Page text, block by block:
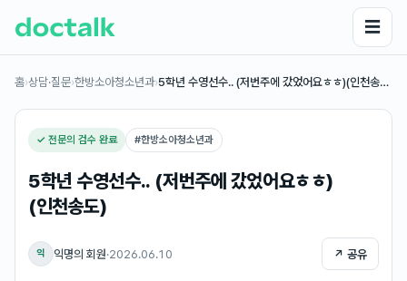
☰
홈›상담·질문›한방소아청소년과›5학년 수영선수.. (저번주에 갔었어요ㅎㅎ)(인천송…
✓ 전문의 검수 완료 #한방소아청소년과
5학년 수영선수.. (저번주에 갔었어요ㅎㅎ)
(인천송도)
익 익명의 회원·2026.06.10 ↗ 공유